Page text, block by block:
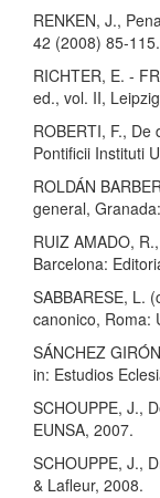
RENKEN, J.,
42 (2008) 85-115.
RICHTER, E. -
ed., vol. II,
ROBERTI, F.,
Pontificii Instituti
ROLDÁN
general,
RUIZ AMADO,
Barcelona:
SABBARESE, L.
canonico, Roma:
SÁNCHEZ
in: Estudios
SCHOUPPE, J.,
EUNSA, 2007.
SCHOUPPE, J.,
& Lafleur, 2008.